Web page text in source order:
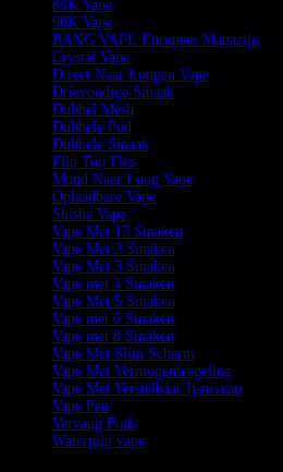
85K Vape
90K Vape
BANG VAPE Europees Magazijn
Crystal Vape
Direct Naar Longen Vape
Drievoudige Smaak
Dubbel Mesh
Dubbele Pod
Dubbele Smaak
Flip Top Fles
Mond Naar Long Vape
Oplaadbare Vape
Shisha Vape
Vape Met 15 Smaken
Vape Met 2 Smaken
Vape Met 3 Smaken
Vape met 4 Smaken
Vape Met 5 Smaken
Vape met 6 Smaken
Vape met 8 Smaken
Vape Met Slim Scherm
Vape Met Vermogensregeling
Vape Met Verstelbaar Ijsniveau
Vape Pen
Vervang Pods
Waterpijp vape